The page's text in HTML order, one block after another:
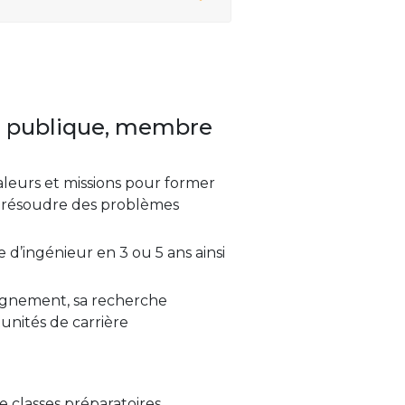
publique, membre
et missions pour former
des problèmes
en 3 ou 5 ans ainsi
sa recherche
de carrière